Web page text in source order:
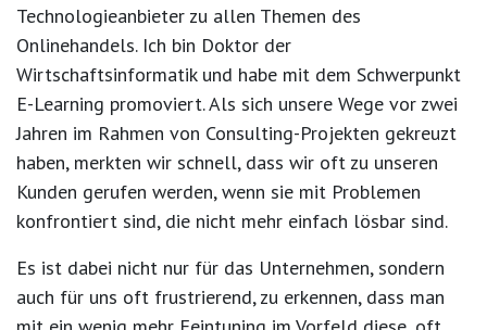
Technologieanbieter zu allen Themen des
Onlinehandels. Ich bin Doktor der
Wirtschaftsinformatik und habe mit dem Schwerpunkt
E-Learning promoviert. Als sich unsere Wege vor zwei
Jahren im Rahmen von Consulting-Projekten gekreuzt
haben, merkten wir schnell, dass wir oft zu unseren
Kunden gerufen werden, wenn sie mit Problemen
konfrontiert sind, die nicht mehr einfach lösbar sind.
Es ist dabei nicht nur für das Unternehmen, sondern
auch für uns oft frustrierend, zu erkennen, dass man